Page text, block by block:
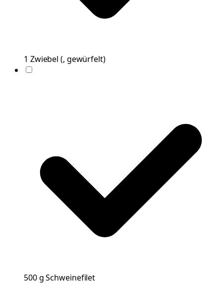
1 Zwiebel (, gewürfelt)
500g Schweinefilet